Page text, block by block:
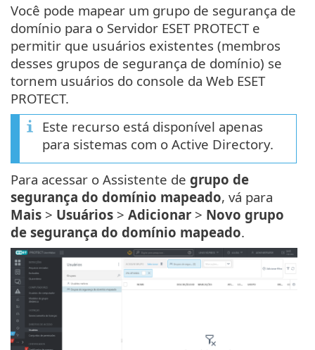
Você pode mapear um grupo de segurança de
domínio para o Servidor ESET PROTECT e
permitir que usuários existentes (membros
desses grupos de segurança de domínio) se
tornem usuários do console da Web ESET
PROTECT.
Este recurso está disponível apenas
para sistemas com o Active Directory.
Para acessar o Assistente de grupo de
segurança do domínio mapeado, vá para
Mais > Usuários > Adicionar > Novo grupo
de segurança do domínio mapeado.